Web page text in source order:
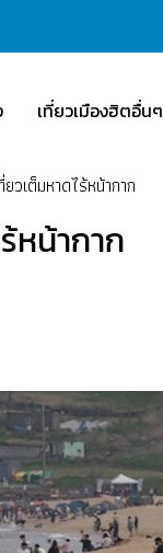
เที่ยวเมืองฮิตอื่นๆ
วเต็มหาดไร้หน้ากาก
หน้ากาก